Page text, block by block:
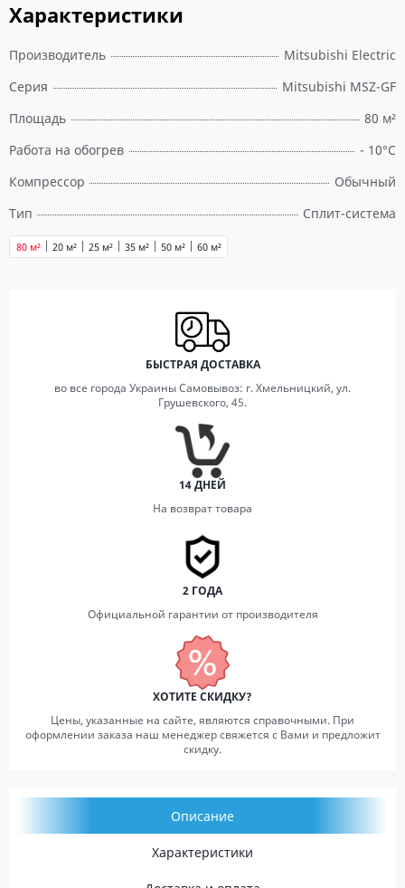
Характеристики
Производитель
Mitsubishi Electric
Серия
Mitsubishi MSZ-GF
Площадь
80 м²
Работа на обогрев
- 10°C
Компрессор
Обычный
Тип
Сплит-система
20 м² 25 м² 35 м² 50 м² 60 м²
80 м²
БЫСТРАЯ ДОСТАВКА
во все города Украины Самовывоз: г. Хмельницкий, ул.
Грушевского, 45.
14 ДНЕЙ
На возврат товара
2 ГОДА
Официальной гарантии от производителя
ХОТИТЕ СКИДКУ?
Цены, указанные на сайте, являются справочными. При
оформлении заказа наш менеджер свяжется с Вами и предложит
скидку.
Описание
Характеристики